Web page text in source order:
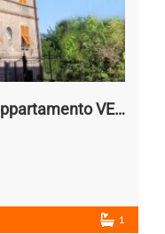
Rif. 37 RUTA DI CAMOGLI appartamento VENDESI
1